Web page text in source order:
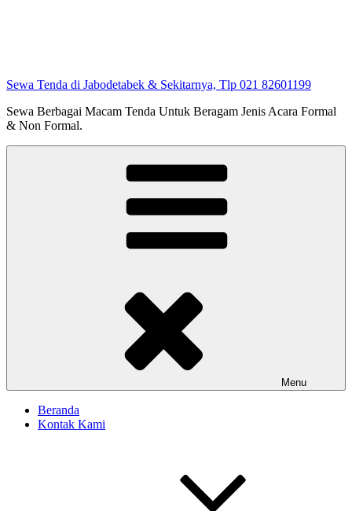
Sewa Tenda di Jabodetabek & Sekitarnya, Tlp 021 82601199
Sewa Berbagai Macam Tenda Untuk Beragam Jenis Acara Formal
& Non Formal.
Menu
Beranda
Kontak Kami